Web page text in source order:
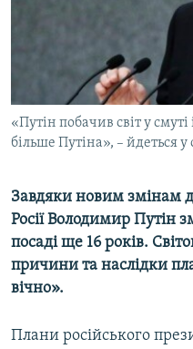
СВІДЧЕННЯ ОКУПАЦІЇ
УКРАЇНСЬКА ПРОБЛЕМА КРИМУ
ІНФОГРАФІКА
ДОЛУЧАЙСЯ!
«Путін побачив світ у
більше Путіна», – йдеться у
Завдяки новим змінам
Росії Володимир Путін
посаді ще 16 років.
причини та наслідки
вічно».
Плани російського